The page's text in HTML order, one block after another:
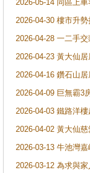
2026-05-14 同區上
2026-04-30 樓市升
2026-04-28 一二手
2026-04-23 黃大仙
2026-04-16 鑽石山
2026-04-09 巨無霸3
2026-04-03 鐵路洋
2026-04-02 黃大仙
2026-03-13 牛池灣
2026-03-12 為求與